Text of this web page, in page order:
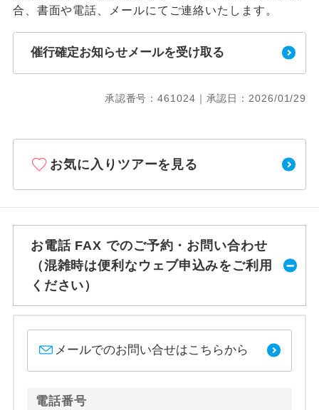
合、書面や電話、メールにてご連絡いたします。
催行確定お知らせメールを受け取る
承認番号：461024｜承認日：2026/01/29
お気に入りツアーを見る
お電話 FAX でのご予約・お問い合わせ
（混雑時は便利なウェブ申込みをご利用
ください）
メールでのお問い合せはこちらから
電話番号